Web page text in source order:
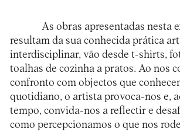
As obras apresentadas nesta
resultam da sua conhecida prática
interdisciplinar, vão desde t-shirts,
toalhas de cozinha a pratos. Ao nos
confronto com objectos que
quotidiano, o artista provoca-nos e,
tempo, convida-nos a reflectir e
como percepcionamos o que nos